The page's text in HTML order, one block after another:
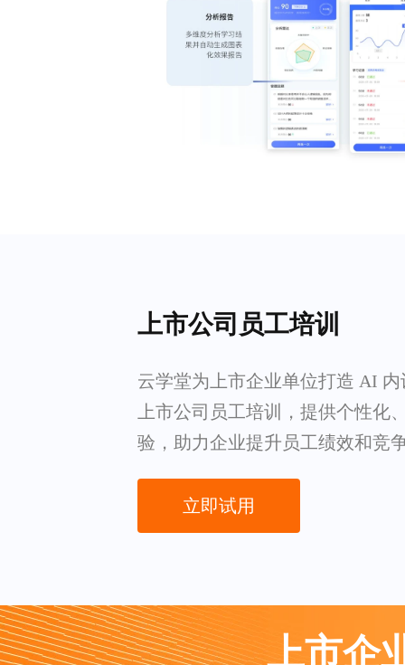
上市公司员工培训
云学堂为上市企业单位打造 AI
上市公司员工培训，提供个性化
验，助力企业提升员工绩效和竞
立即试用
上市企